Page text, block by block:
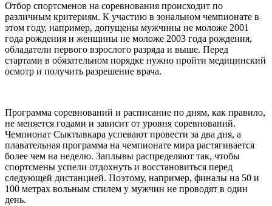
Отбор спортсменов на соревнования происходит по
различным критериям. К участию в зональном чемпионате в
этом году, например, допущены мужчины не моложе 2001
года рождения и женщины не моложе 2003 года рождения,
обладатели первого взрослого разряда и выше. Перед
стартами в обязательном порядке нужно пройти медицинский
осмотр и получить разрешение врача.
Программа соревнований и расписание по дням, как правило,
не меняется годами и зависит от уровня соревнований.
Чемпионат Сыктывкара успевают провести за два дня, а
плавательная программа на чемпионате мира растягивается
более чем на неделю. Заплывы распределяют так, чтобы
спортсмены успели отдохнуть и восстановиться перед
следующей дистанцией. Поэтому, например, финалы на 50 и
100 метрах вольным стилем у мужчин не проводят в один
день.